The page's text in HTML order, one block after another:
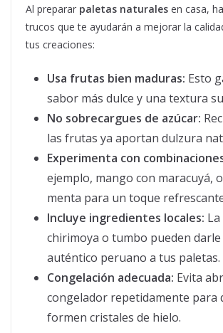
Al preparar paletas naturales en casa,
trucos que te ayudarán a mejorar la
tus creaciones:
Usa frutas bien maduras: Esto
sabor más dulce y una textura
No sobrecargues de azúcar:
las frutas ya aportan dulzura
Experimenta con
ejemplo, mango con maracuyá,
menta para un toque
Incluye ingredientes locales:
chirimoya o tumbo pueden
auténtico peruano a tus paletas.
Congelación adecuada: Evita
congelador repetidamente para
formen cristales de hielo.